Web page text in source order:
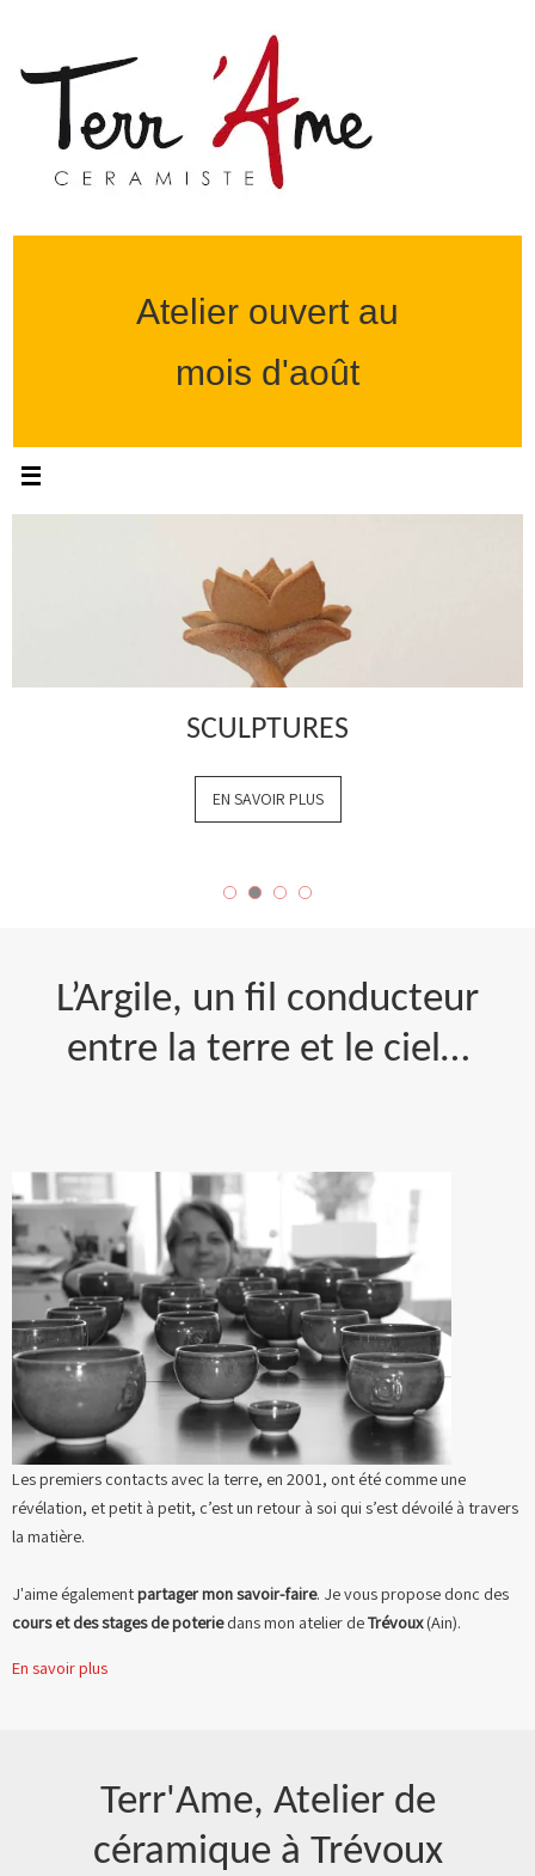
Atelier ouvert au
mois d'août
SCULPTURES
EN SAVOIR PLUS
L’Argile, un fil conducteur
entre la terre et le ciel…
Les premiers contacts avec la terre, en 2001, ont été comme une
révélation, et petit à petit, c’est un retour à soi qui s’est dévoilé à travers
la matière.
J'aime égalementpartager mon savoir-faire. Je vous propose donc des
cours et des stages de poteriedans mon atelier deTrévoux(Ain).
En savoir plus
Terr'Ame, Atelier de
céramique à Trévoux